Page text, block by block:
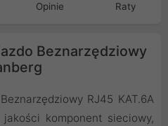
Opinie Raty
Beznarzędziowy
RJ45 KAT.6A
komponent sieciowy,